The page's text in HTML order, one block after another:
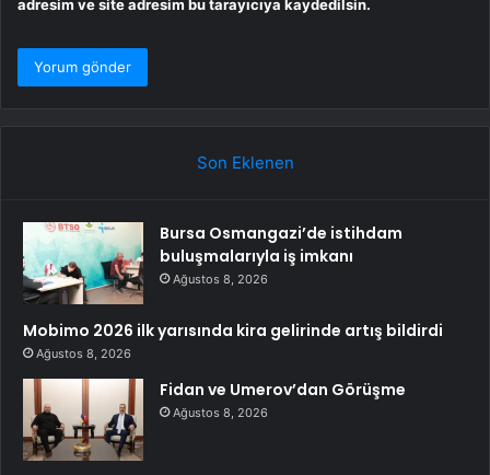
adresim ve site adresim bu tarayıcıya kaydedilsin.
Son Eklenen
Bursa Osmangazi’de istihdam
buluşmalarıyla iş imkanı
Ağustos 8, 2026
Mobimo 2026 ilk yarısında kira gelirinde artış bildirdi
Ağustos 8, 2026
Fidan ve Umerov’dan Görüşme
Ağustos 8, 2026